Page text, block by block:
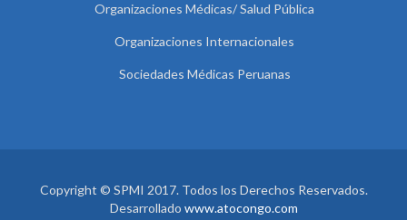
Organizaciones Médicas/ Salud Pública
Organizaciones Internacionales
Sociedades Médicas Peruanas
Copyright © SPMI 2017. Todos los Derechos Reservados.
Desarrollado www.atocongo.com